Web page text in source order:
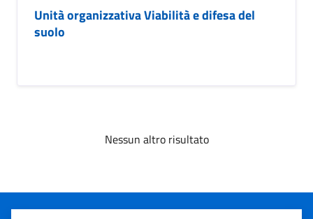
Unità organizzativa Viabilità e difesa del
suolo
Nessun altro risultato